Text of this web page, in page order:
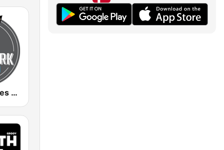
Aardvark Blues FM